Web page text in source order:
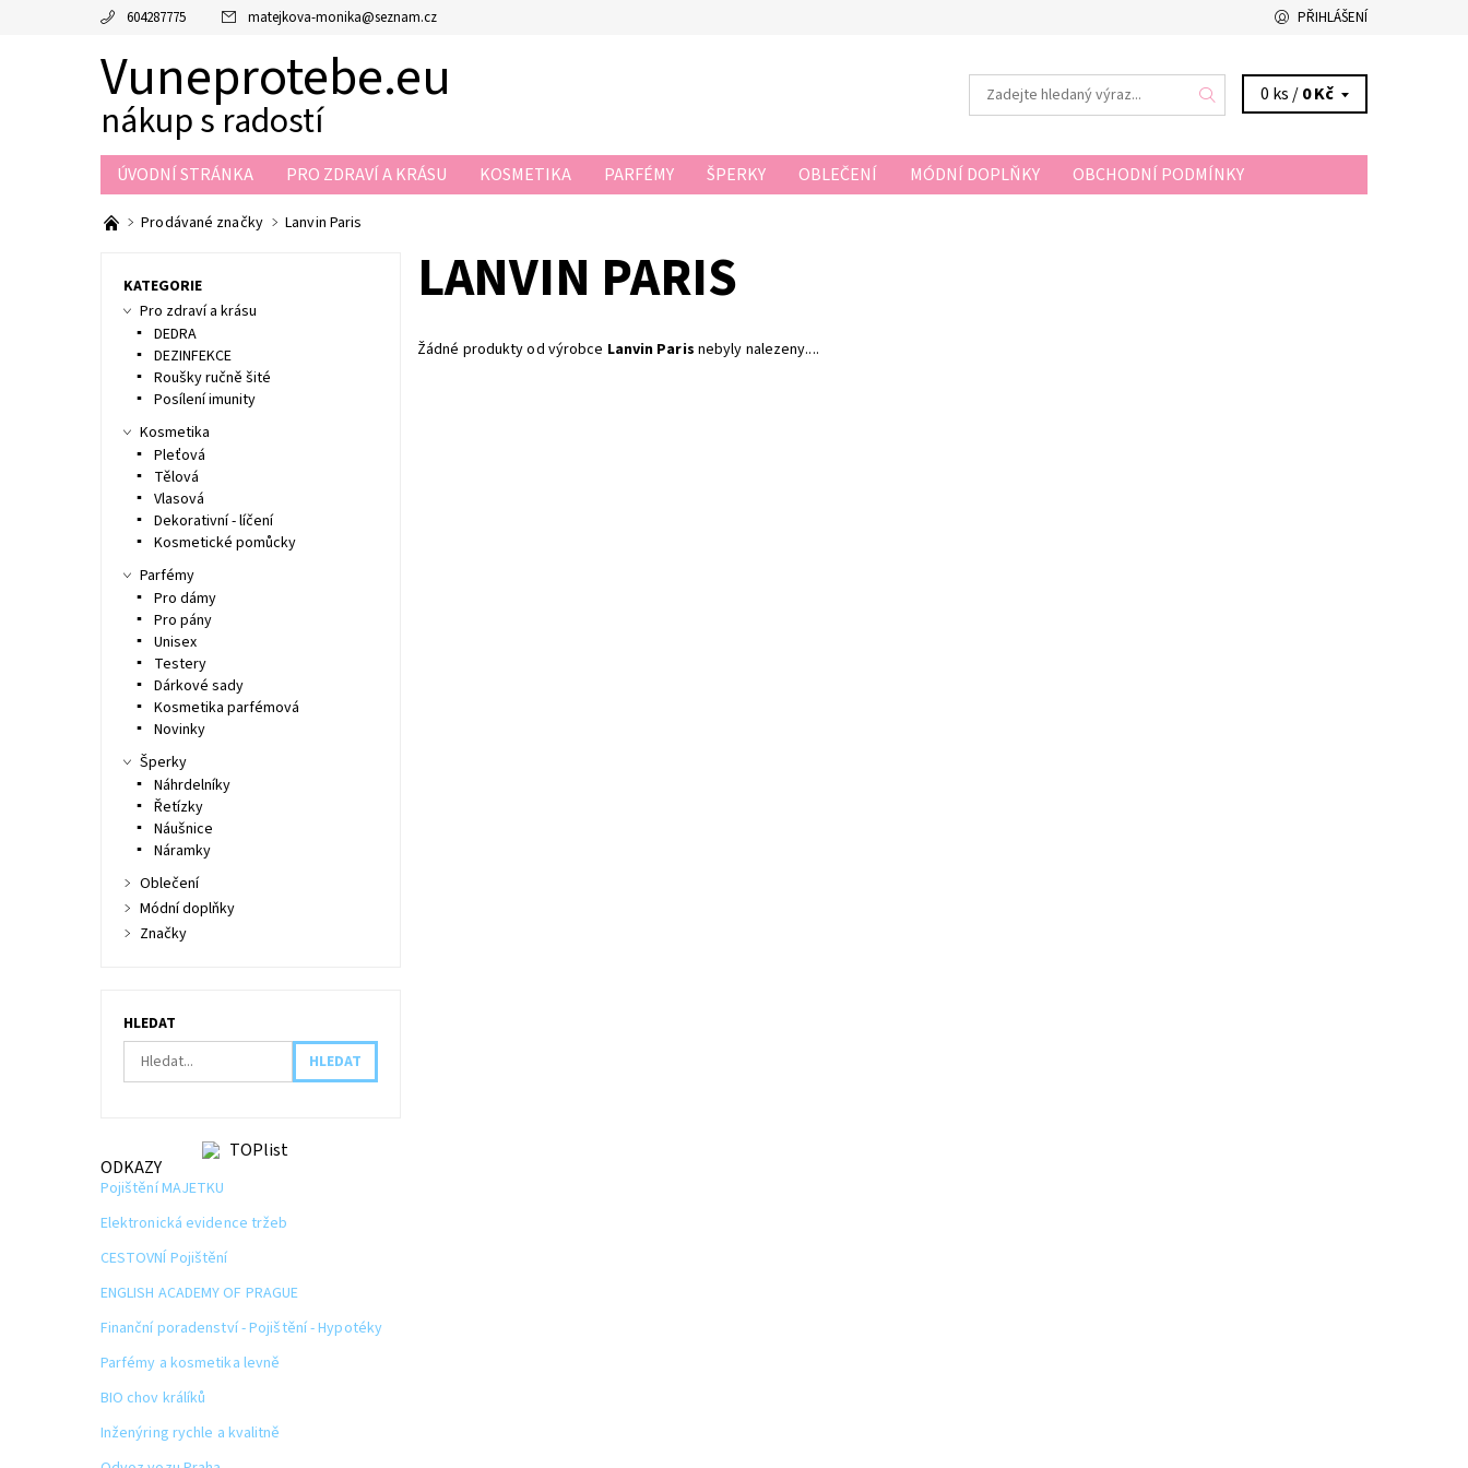
604287775 matejkova-monika@seznam.cz PŘIHLÁŠENÍ
Vuneprotebe.eu
nákup s radostí
0 ks /0 Kč
ÚVODNÍ STRÁNKA PRO ZDRAVÍ A KRÁSU KOSMETIKA PARFÉMY ŠPERKY OBLEČENÍ MÓDNÍ DOPLŇKY
OBCHODNÍ PODMÍNKY
NAPIŠTE NÁM
KONTAKTY
Prodávané značky Lanvin Paris
LANVIN PARIS
Žádné produkty od výrobce Lanvin Paris nebyly nalezeny....
KATEGORIE
Pro zdraví a krásu
DEDRA
DEZINFEKCE
Roušky ručně šité
Posílení imunity
Kosmetika
Pleťová
Tělová
Vlasová
Dekorativní - líčení
Kosmetické pomůcky
Parfémy
Pro dámy
Pro pány
Unisex
Testery
Dárkové sady
Kosmetika parfémová
Novinky
Šperky
Náhrdelníky
Řetízky
Náušnice
Náramky
Oblečení
Módní doplňky
Značky
HLEDAT
ODKAZY
Pojištění MAJETKU
Elektronická evidence tržeb
CESTOVNÍ Pojištění
ENGLISH ACADEMY OF PRAGUE
Finanční poradenství - Pojištění - Hypotéky
Parfémy a kosmetika levně
BIO chov králíků
Inženýring rychle a kvalitně